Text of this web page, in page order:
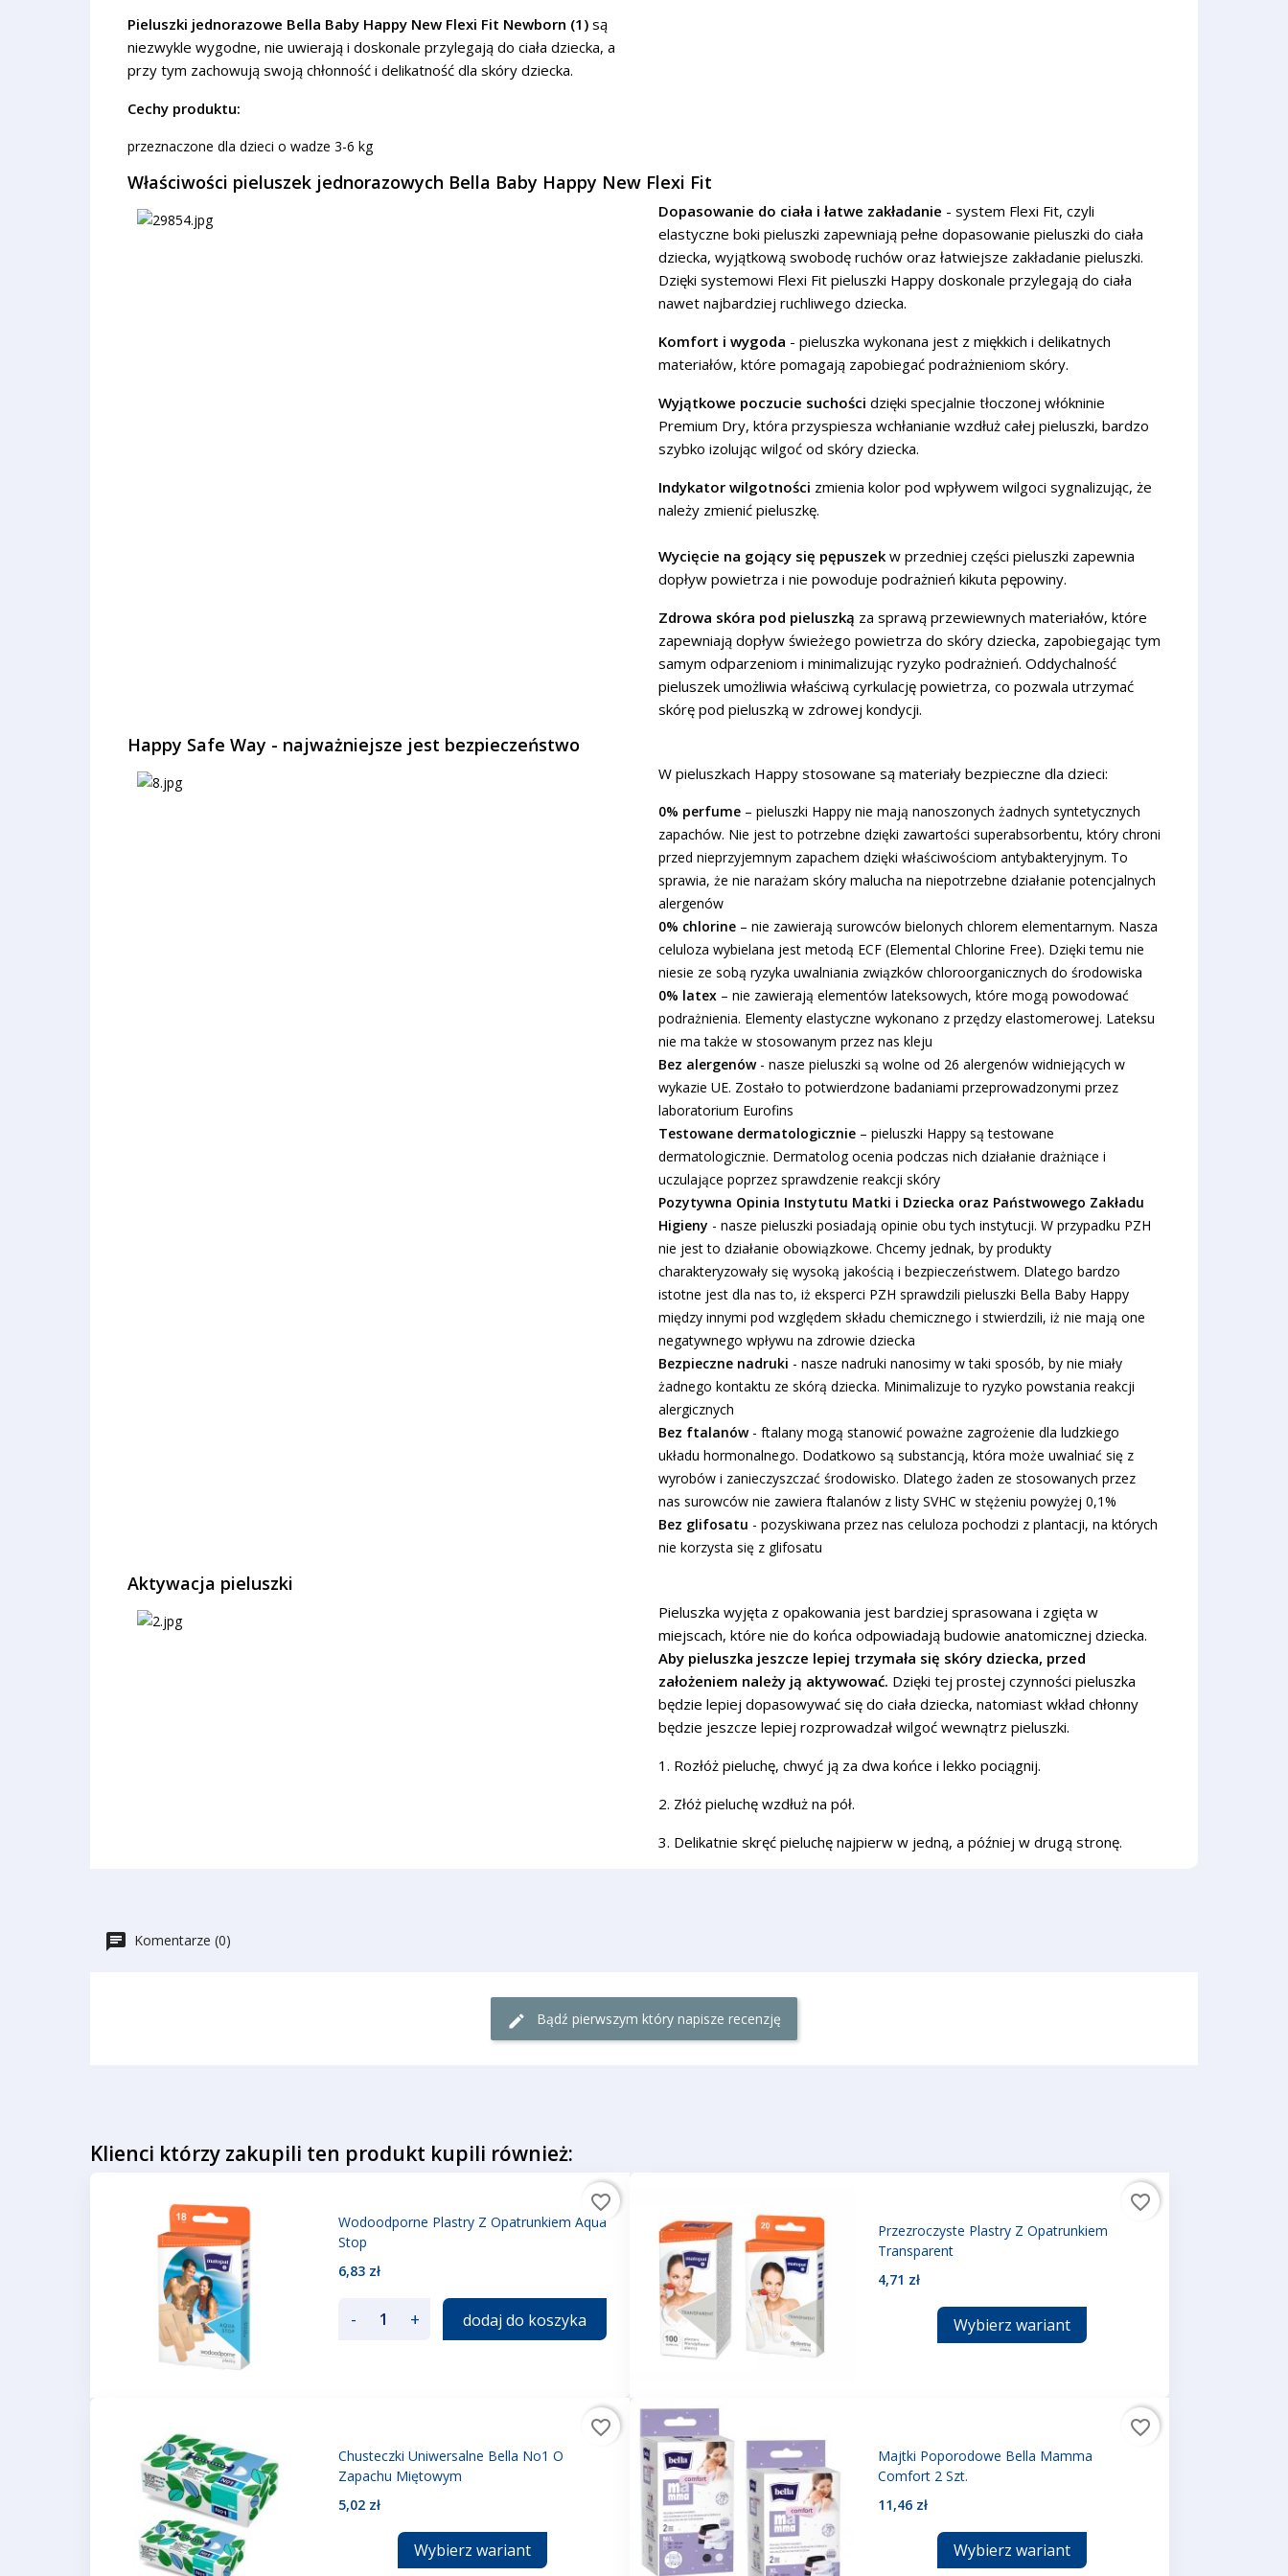
Pieluszki jednorazowe Bella Baby Happy New Flexi Fit Newborn (1) są
niezwykle wygodne, nie uwierają i doskonale przylegają do ciała dziecka, a
przy tym zachowują swoją chłonność i delikatność dla skóry dziecka.
Cechy produktu:
przeznaczone dla dzieci o wadze 3-6 kg
Właściwości pieluszek jednorazowych Bella Baby Happy New Flexi Fit
Dopasowanie do ciała i łatwe zakładanie - system Flexi Fit, czyli
elastyczne boki pieluszki zapewniają pełne dopasowanie pieluszki do ciała
dziecka, wyjątkową swobodę ruchów oraz łatwiejsze zakładanie pieluszki.
Dzięki systemowi Flexi Fit pieluszki Happy doskonale przylegają do ciała
nawet najbardziej ruchliwego dziecka.
Komfort i wygoda - pieluszka wykonana jest z miękkich i delikatnych
materiałów, które pomagają zapobiegać podrażnieniom skóry.
Wyjątkowe poczucie suchości dzięki specjalnie tłoczonej włókninie
Premium Dry, która przyspiesza wchłanianie wzdłuż całej pieluszki, bardzo
szybko izolując wilgoć od skóry dziecka.
Indykator wilgotności zmienia kolor pod wpływem wilgoci sygnalizując, że
należy zmienić pieluszkę.
Wycięcie na gojący się pępuszek w przedniej części pieluszki zapewnia
dopływ powietrza i nie powoduje podrażnień kikuta pępowiny.
Zdrowa skóra pod pieluszką za sprawą przewiewnych materiałów, które
zapewniają dopływ świeżego powietrza do skóry dziecka, zapobiegając tym
samym odparzeniom i minimalizując ryzyko podrażnień. Oddychalność
pieluszek umożliwia właściwą cyrkulację powietrza, co pozwala utrzymać
skórę pod pieluszką w zdrowej kondycji.
Happy Safe Way - najważniejsze jest bezpieczeństwo
W pieluszkach Happy stosowane są materiały bezpieczne dla dzieci:
0% perfume – pieluszki Happy nie mają nanoszonych żadnych syntetycznych
zapachów. Nie jest to potrzebne dzięki zawartości superabsorbentu, który chroni
przed nieprzyjemnym zapachem dzięki właściwościom antybakteryjnym. To
sprawia, że nie narażam skóry malucha na niepotrzebne działanie potencjalnych
alergenów
0% chlorine – nie zawierają surowców bielonych chlorem elementarnym. Nasza
celuloza wybielana jest metodą ECF (Elemental Chlorine Free). Dzięki temu nie
niesie ze sobą ryzyka uwalniania związków chloroorganicznych do środowiska
0% latex – nie zawierają elementów lateksowych, które mogą powodować
podrażnienia. Elementy elastyczne wykonano z przędzy elastomerowej. Lateksu
nie ma także w stosowanym przez nas kleju
Bez alergenów- nasze pieluszki są wolne od 26 alergenów widniejących w
wykazie UE. Zostało to potwierdzone badaniami przeprowadzonymi przez
laboratorium Eurofins
Testowane dermatologicznie – pieluszki Happy są testowane
dermatologicznie. Dermatolog ocenia podczas nich działanie drażniące i
uczulające poprzez sprawdzenie reakcji skóry
Pozytywna Opinia Instytutu Matki i Dziecka oraz Państwowego Zakładu
Higieny - nasze pieluszki posiadają opinie obu tych instytucji. W przypadku PZH
nie jest to działanie obowiązkowe. Chcemy jednak, by produkty
charakteryzowały się wysoką jakością i bezpieczeństwem. Dlatego bardzo
istotne jest dla nas to, iż eksperci PZH sprawdzili pieluszki Bella Baby Happy
między innymi pod względem składu chemicznego i stwierdzili, iż nie mają one
negatywnego wpływu na zdrowie dziecka
Bezpieczne nadruki - nasze nadruki nanosimy w taki sposób, by nie miały
żadnego kontaktu ze skórą dziecka. Minimalizuje to ryzyko powstania reakcji
alergicznych
Bez ftalanów- ftalany mogą stanowić poważne zagrożenie dla ludzkiego
układu hormonalnego. Dodatkowo są substancją, która może uwalniać się z
wyrobów i zanieczyszczać środowisko. Dlatego żaden ze stosowanych przez
nas surowców nie zawiera ftalanów z listy SVHC w stężeniu powyżej 0,1%
Bez glifosatu - pozyskiwana przez nas celuloza pochodzi z plantacji, na których
nie korzysta się z glifosatu
Aktywacja pieluszki
Pieluszka wyjęta z opakowania jest bardziej sprasowana i zgięta w
miejscach, które nie do końca odpowiadają budowie anatomicznej dziecka.
Aby pieluszka jeszcze lepiej trzymała się skóry dziecka, przed
założeniem należy ją aktywować. Dzięki tej prostej czynności pieluszka
będzie lepiej dopasowywać się do ciała dziecka, natomiast wkład chłonny
będzie jeszcze lepiej rozprowadzał wilgoć wewnątrz pieluszki.
1. Rozłóż pieluchę, chwyć ją za dwa końce i lekko pociągnij.
2. Złóż pieluchę wzdłuż na pół.
3. Delikatnie skręć pieluchę najpierw w jedną, a później w drugą stronę.
Komentarze (0)
Bądź pierwszym który napisze recenzję
Klienci którzy zakupili ten produkt kupili również:
Wodoodporne Plastry Z Opatrunkiem Aqua
Stop
6,83 zł
- + dodaj do koszyka
favorite_border
Przezroczyste Plastry Z Opatrunkiem
Transparent
4,71 zł
Wybierz wariant
favorite_border
Chusteczki Uniwersalne Bella No1 O
Zapachu Miętowym
5,02 zł
Wybierz wariant
favorite_border
Majtki Poporodowe Bella Mamma
Comfort 2 Szt.
11,46 zł
Wybierz wariant
favorite_border